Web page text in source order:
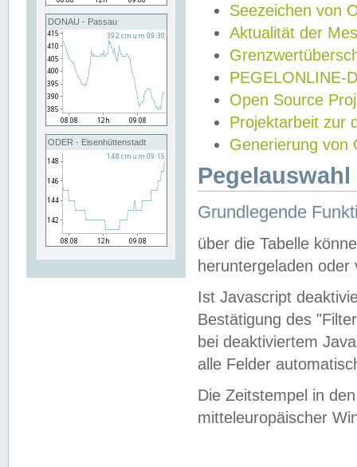
DONAU - Passau
ODER - Eisenhüttenstadt
Seezeichen von
Aktualität der
PEGELONLINE-
Open Source
Projektarbeit zur
Generierung von
Grundlegende
über die Tabelle
heruntergeladen oder
Ist Javascript
Bestätigung des
bei deaktiviertem
alle Felder
Die Zeitstempel in
mitteleuropäischer